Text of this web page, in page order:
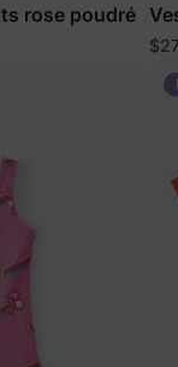
rose poudré